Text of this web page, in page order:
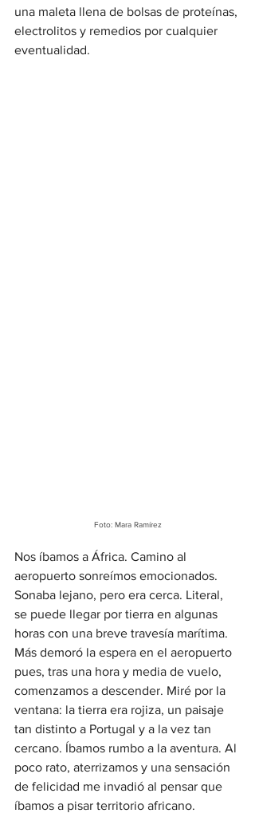
una maleta llena de bolsas de proteínas,
electrolitos y remedios por cualquier
eventualidad.
Foto: Mara Ramírez
Nos íbamos a África. Camino al
aeropuerto sonreímos emocionados.
Sonaba lejano, pero era cerca. Literal,
se puede llegar por tierra en algunas
horas con una breve travesía marítima.
Más demoró la espera en el aeropuerto
pues, tras una hora y media de vuelo,
comenzamos a descender. Miré por la
ventana: la tierra era rojiza, un paisaje
tan distinto a Portugal y a la vez tan
cercano. Íbamos rumbo a la aventura. Al
poco rato, aterrizamos y una sensación
de felicidad me invadió al pensar que
íbamos a pisar territorio africano.